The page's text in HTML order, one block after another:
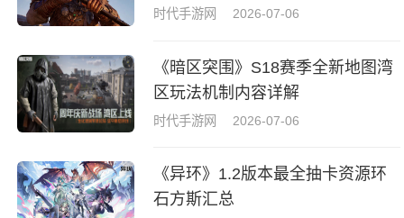
时代手游网 2026-07-06
《暗区突围》S18赛季全新地图湾
区玩法机制内容详解
时代手游网 2026-07-06
《异环》1.2版本最全抽卡资源环
石方斯汇总